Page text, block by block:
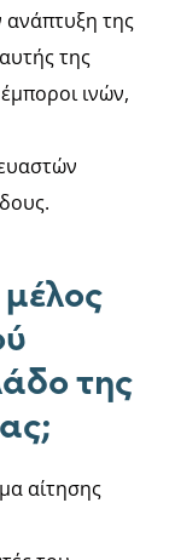
ανάπτυξη της
της
ινών,
της
αίτησης